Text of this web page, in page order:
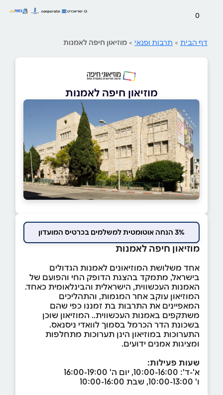
0
דף הבית > תרבות ופנאי > מוזיאון חיפה לאמנות
מוזיאון חיפה לאמנות
3% הנחה אוטומטית למשלמים בכרטיס המועדון
מוזיאון חיפה לאמנות
אחד משלושת המוזיאונים לאמנות הגדולים
בישראל, מתמקד בהצגת הדופק החי והפועם של
האמנות העכשווית, הישראלית והבינלאומית כאחד.
המוזיאון עוקב אחר המגמות, והתהליכים
המאפיינים את התרבות בת זמננו כפי שהם
משתקפים באמנות העכשווית.. המוזיאון שוכן
בשכונת הדר הכרמל בסמוך לוואדי ניסנאס.
התערוכות במוזיאון הינן תערוכות מתחלפות
ומציגות אמנים ידועים.
שעות פעילות:
א'-ד': 10:00-16:00, יום ה' 16:00-19:00
ו' 10:00-13:00, שבת 10:00-16:00